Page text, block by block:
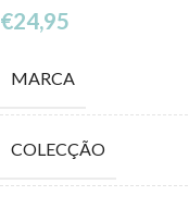
€24,95
MARCA
COLECÇÃO